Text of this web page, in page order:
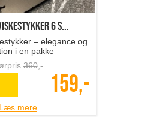
viskestykker 6 s...
– elegance og
i en pakke
360,-
159,-
Læs mere